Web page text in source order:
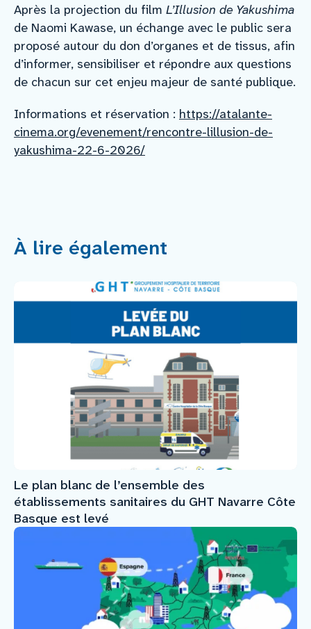
Après la projection du film L’Illusion de Yakushima
de Naomi Kawase, un échange avec le public sera
proposé autour du don d’organes et de tissus, afin
d’informer, sensibiliser et répondre aux questions
de chacun sur cet enjeu majeur de santé publique.
Informations et réservation : https://atalante-
cinema.org/evenement/rencontre-lillusion-de-
yakushima-22-6-2026/
À lire également
Le plan blanc de l’ensemble des
établissements sanitaires du GHT Navarre Côte
Basque est levé